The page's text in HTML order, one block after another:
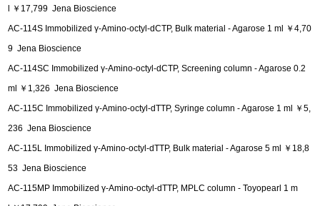
l ￥17,799 Jena Bioscience
AC-114S Immobilized γ-Amino-octyl-dCTP, Bulk material - Agarose 1 ml ￥4,70
9 Jena Bioscience
AC-114SC Immobilized γ-Amino-octyl-dCTP, Screening column - Agarose 0.2
ml ￥1,326 Jena Bioscience
AC-115C Immobilized γ-Amino-octyl-dTTP, Syringe column - Agarose 1 ml ￥5,
236 Jena Bioscience
AC-115L Immobilized γ-Amino-octyl-dTTP, Bulk material - Agarose 5 ml ￥18,8
53 Jena Bioscience
AC-115MP Immobilized γ-Amino-octyl-dTTP, MPLC column - Toyopearl 1 m